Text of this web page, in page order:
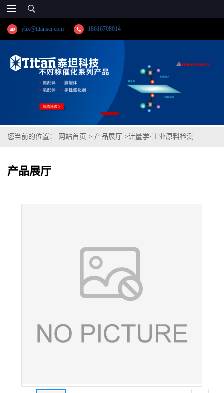
yhx@titansci.com 18616708014
您当前的位置： 网站首页 > 产品展厅 >计量学·工业原料检测
产品展厅